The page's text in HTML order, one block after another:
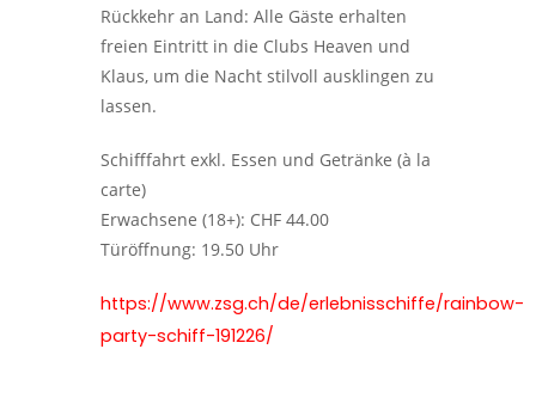
Rückkehr an Land: Alle Gäste erhalten
freien Eintritt in die Clubs Heaven und
Klaus, um die Nacht stilvoll ausklingen zu
lassen.
Schifffahrt exkl. Essen und Getränke (à la
carte)
Erwachsene (18+): CHF 44.00
Türöffnung: 19.50 Uhr
https://www.zsg.ch/de/erlebnisschiffe/rainbow-
party-schiff-191226/